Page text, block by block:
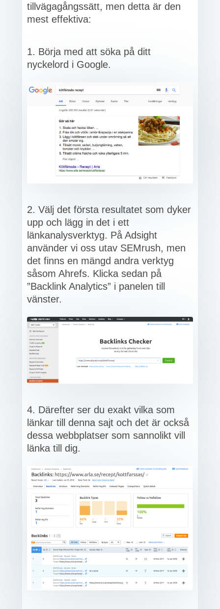
tillvägagångssätt, men detta är den
mest effektiva:
Börja med att söka på ditt
nyckelord i Google.
Välj det första resultatet som dyker
upp och lägg in det i ett
länkanalysverktyg. På Adsight
använder vi oss utav SEMrush, men
det finns en mängd andra verktyg
såsom Ahrefs. Klicka sedan på
”Backlink Analytics” i panelen till
vänster.
Därefter ser du exakt vilka som
länkar till denna sajt och det är också
dessa webbplatser som sannolikt vill
länka till dig.